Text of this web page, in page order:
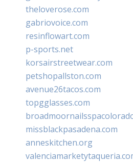
theloverose.com
gabriovoice.com
resinflowart.com
p-sports.net
korsairstreetwear.com
petshopallston.com
avenue26tacos.com
topgglasses.com
missblackpasadena.com
anneskitchen.org